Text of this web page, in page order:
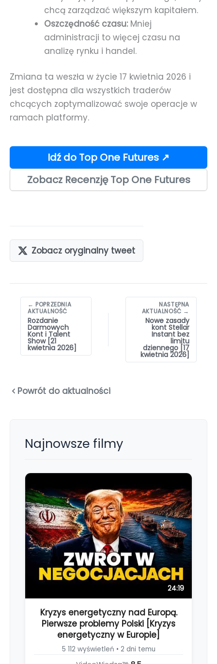
chcą zarządzać większym kapitałem.
Oszczędność czasu:Mniej
administracji to więcej czasu na
analizę rynku i handel.
Zmiana ta weszła w życie 17 kwietnia 2026 i
jest dostępna dla wszystkich traderów
chcących zoptymalizować swoje operacje w
ramach platformy.
Idź do Top One Futures ↗
Zobacz Recenzję Top One Futures
Zobacz oryginalny tweet
Nawigacja
wpisów
← POPRZEDNIA
AKTUALNOŚĆ
Rozdanie
Darmowych
Kont i Talent
Show [21
kwietnia 2026]
NASTĘPNA
AKTUALNOŚĆ →
Nowe zasady
kont Stellar
Instant bez
limitu
dziennego [17
kwietnia 2026]
Powrót do aktualności
Najnowsze filmy
24:19
Kryzys energetyczny nad Europą.
Pierwsze problemy Polski [Kryzys
energetyczny w Europie]
5 112 wyświetleń • 2 dni temu